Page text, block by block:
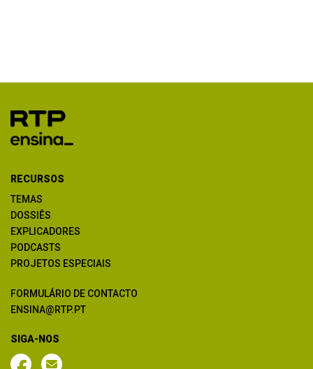
RECURSOS
TEMAS
DOSSIÊS
EXPLICADORES
PODCASTS
PROJETOS ESPECIAIS
FORMULÁRIO DE CONTACTO
ENSINA@RTP.PT
SIGA-NOS